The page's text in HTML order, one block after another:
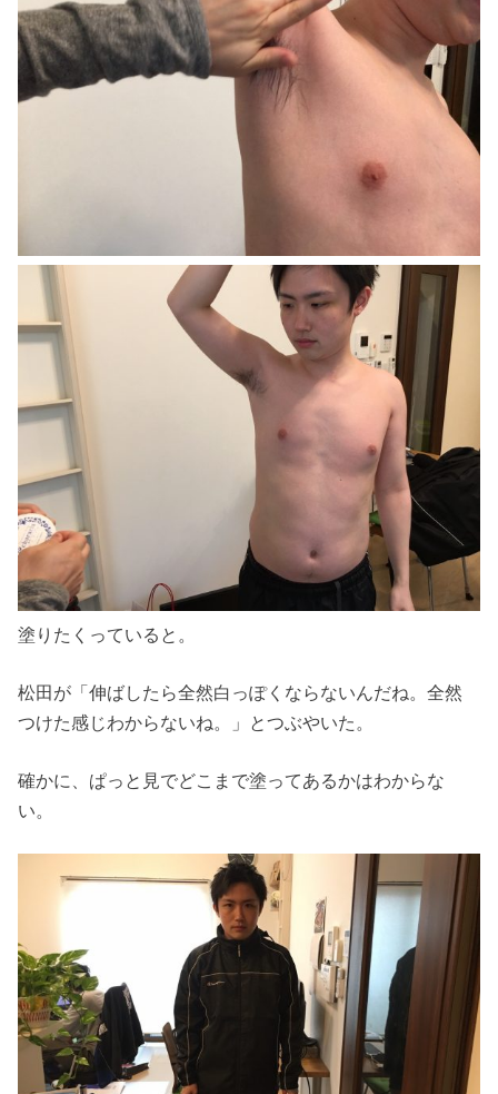
塗りたくっていると。
松田が「伸ばしたら全然白っぽくならないんだね。全然
つけた感じわからないね。」とつぶやいた。
確かに、ぱっと見でどこまで塗ってあるかはわからな
い。